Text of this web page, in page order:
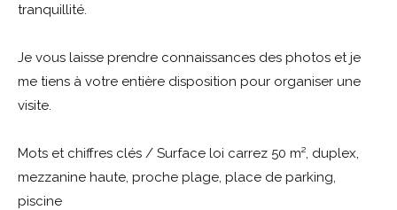
tranquillité.
Je vous laisse prendre connaissances des photos et je
me tiens à votre entière disposition pour organiser une
visite.
Mots et chiffres clés / Surface loi carrez 50 m², duplex,
mezzanine haute, proche plage, place de parking,
piscine